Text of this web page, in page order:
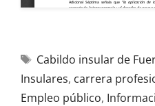
Cabildo insular de
Insulares, carrera
Empleo público,